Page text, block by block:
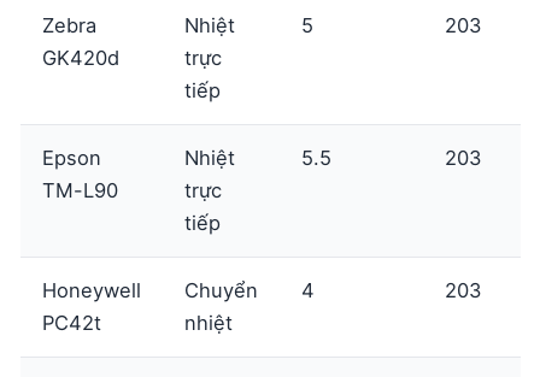
Zebra
GK420d
Nhiệt
trực
tiếp
5 203
Epson
TM-L90
Nhiệt
trực
tiếp
5.5 203
Honeywell
PC42t
Chuyển
nhiệt
4 203